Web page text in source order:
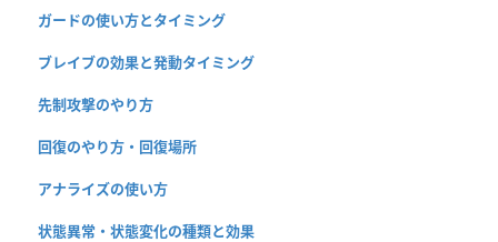
ガードの使い方とタイミング
ブレイブの効果と発動タイミング
先制攻撃のやり方
回復のやり方・回復場所
アナライズの使い方
状態異常・状態変化の種類と効果